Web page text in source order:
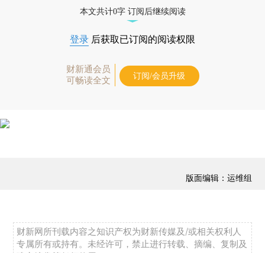
本文共计0字 订阅后继续阅读
登录 后获取已订阅的阅读权限
财新通会员
可畅读全文
订阅/会员升级
版面编辑：运维组
财新网所刊载内容之知识产权为财新传媒及/或相关权利人
专属所有或持有。未经许可，禁止进行转载、摘编、复制及